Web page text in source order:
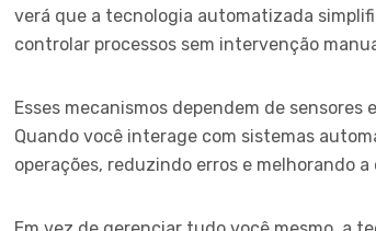
verá que a tecnologia automatizada
controlar processos sem intervenção
Esses mecanismos dependem de
Quando você interage com sistemas
operações, reduzindo erros e melhorando